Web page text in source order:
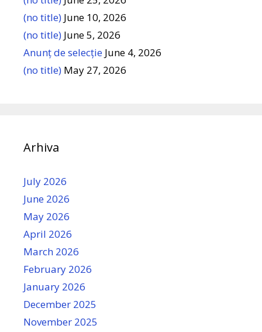
(no title) June 10, 2026
(no title) June 5, 2026
Anunț de selecție June 4, 2026
(no title) May 27, 2026
Arhiva
July 2026
June 2026
May 2026
April 2026
March 2026
February 2026
January 2026
December 2025
November 2025